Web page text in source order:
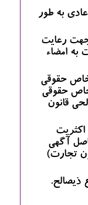
به طور
رعایت
به امضاء
حقوقی
حقوقی
لایحه اصالحی قانون
اصل آگهی
قانون تجارت)
ذیصالح.